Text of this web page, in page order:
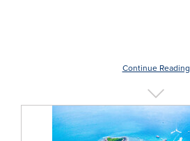
Continue Reading